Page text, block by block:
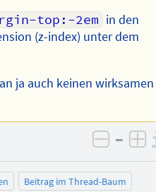
top:-2em in den
(z-index) unter dem
ja auch keinen wirksamen
negativ
–
Beitrag im Thread-Baum